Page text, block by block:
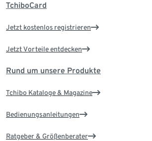
TchiboCard
Jetzt kostenlos registrieren
Jetzt Vorteile entdecken
Rund um unsere Produkte
Tchibo Kataloge & Magazine
Bedienungsanleitungen
Ratgeber & Größenberater